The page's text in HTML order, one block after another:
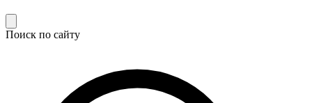
Поиск по сайту